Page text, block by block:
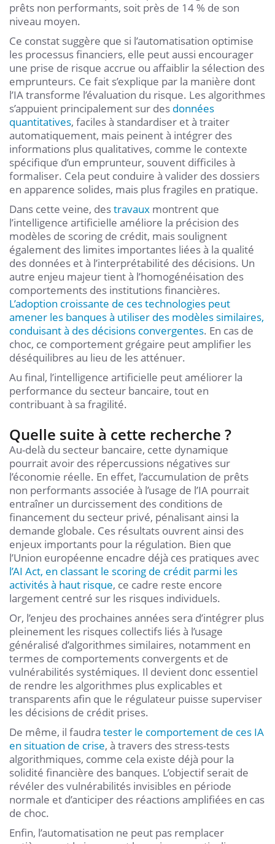
prêts non performants, soit près de 14 % de son
niveau moyen.
Ce constat suggère que si l’automatisation optimise
les processus financiers, elle peut aussi encourager
une prise de risque accrue ou affaiblir la sélection des
emprunteurs. Ce fait s’explique par la manière dont
l’IA transforme l’évaluation du risque. Les algorithmes
s’appuient principalement sur des données
quantitatives, faciles à standardiser et à traiter
automatiquement, mais peinent à intégrer des
informations plus qualitatives, comme le contexte
spécifique d’un emprunteur, souvent difficiles à
formaliser. Cela peut conduire à valider des dossiers
en apparence solides, mais plus fragiles en pratique.
Dans cette veine, destravaux montrent que
l’intelligence artificielle améliore la précision des
modèles de scoring de crédit, mais soulignent
également des limites importantes liées à la qualité
des données et à l’interprétabilité des décisions. Un
autre enjeu majeur tient à l’homogénéisation des
comportements des institutions financières.
L’adoption croissante de ces technologies peut
amener les banques à utiliser des modèles similaires,
conduisant à des décisions convergentes. En cas de
choc, ce comportement grégaire peut amplifier les
déséquilibres au lieu de les atténuer.
Au final, l’intelligence artificielle peut améliorer la
performance du secteur bancaire, tout en
contribuant à sa fragilité.
Quelle suite à cette recherche ?
Au-delà du secteur bancaire, cette dynamique
pourrait avoir des répercussions négatives sur
l’économie réelle. En effet, l’accumulation de prêts
non performants associée à l’usage de l’IA pourrait
entraîner un durcissement des conditions de
financement du secteur privé, pénalisant ainsi la
demande globale. Ces résultats ouvrent ainsi des
enjeux importants pour la régulation. Bien que
l’Union européenne encadre déjà ces pratiques avec
l’AI Act, en classant le scoring de crédit parmi les
activités à haut risque, ce cadre reste encore
largement centré sur les risques individuels.
Or, l’enjeu des prochaines années sera d’intégrer plus
pleinement les risques collectifs liés à l’usage
généralisé d’algorithmes similaires, notamment en
termes de comportements convergents et de
vulnérabilités systémiques. Il devient donc essentiel
de rendre les algorithmes plus explicables et
transparents afin que le régulateur puisse superviser
les décisions de crédit prises.
De même, il faudra tester le comportement de ces IA
en situation de crise, à travers des stress-tests
algorithmiques, comme cela existe déjà pour la
solidité financière des banques. L’objectif serait de
révéler des vulnérabilités invisibles en période
normale et d’anticiper des réactions amplifiées en cas
de choc.
Enfin, l’automatisation ne peut pas remplacer